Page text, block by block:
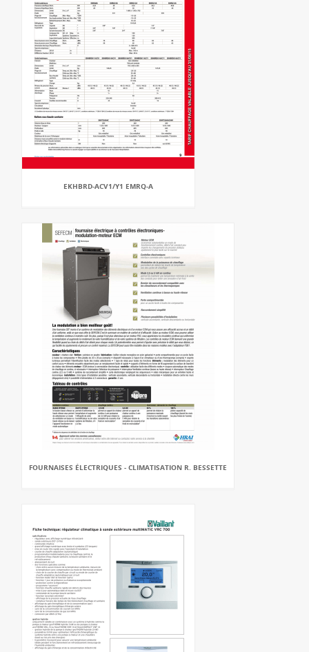
EKHBRD-ACV1/Y1 EMRQ-A
FOURNAISES ÉLECTRIQUES - CLIMATISATION R. BESSETTE